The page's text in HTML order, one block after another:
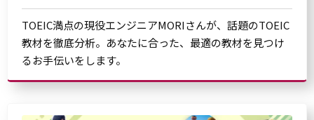
TOEIC満点の現役エンジニアMORIさんが、話題のTOEIC
教材を徹底分析。あなたに合った、最適の教材を見つけ
るお手伝いをします。